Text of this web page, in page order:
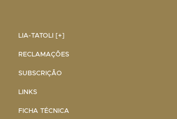
LIA-TATOLI [+]
RECLAMAÇÕES
SUBSCRIÇÃO
LINKS
FICHA TÉCNICA